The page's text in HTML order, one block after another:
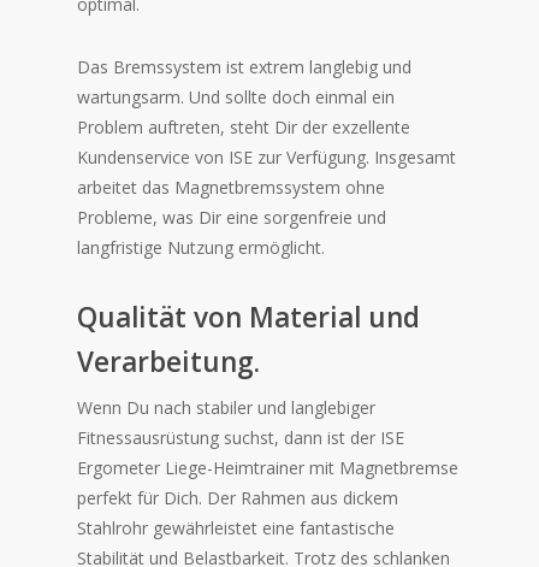
Das Bremssystem ist extrem langlebig und
wartungsarm. Und sollte doch einmal ein
Problem auftreten, steht Dir der exzellente
Kundenservice von ISE zur Verfügung. Insgesamt
arbeitet das Magnetbremssystem ohne
Probleme, was Dir eine sorgenfreie und
langfristige Nutzung ermöglicht.
Qualität von Material und
Verarbeitung.
Wenn Du nach stabiler und langlebiger
Fitnessausrüstung suchst, dann ist der ISE
Ergometer Liege-Heimtrainer mit Magnetbremse
perfekt für Dich. Der Rahmen aus dickem
Stahlrohr gewährleistet eine fantastische
Stabilität und Belastbarkeit. Trotz des schlanken